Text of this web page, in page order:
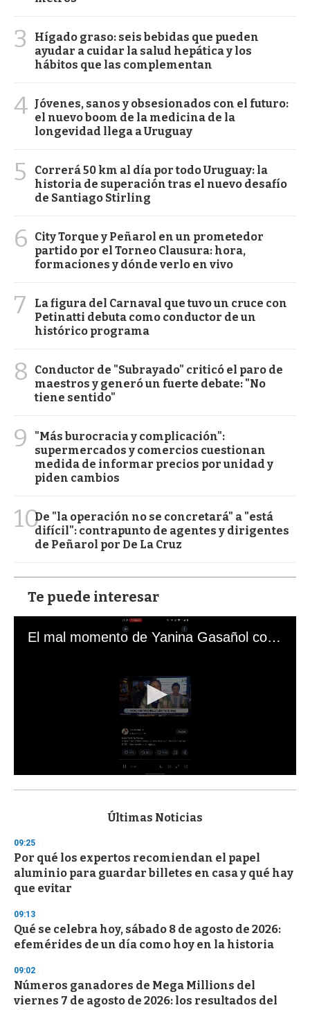
3
Hígado graso: seis bebidas que pueden
ayudar a cuidar la salud hepática y los
hábitos que las complementan
4 Jóvenes, sanos y obsesionados con el futuro:
el nuevo boom de la medicina de la
longevidad llega a Uruguay
5
Correrá 50 km al día por todo Uruguay: la
historia de superación tras el nuevo desafío
de Santiago Stirling
6
City Torque y Peñarol en un prometedor
partido por el Torneo Clausura: hora,
formaciones y dónde verlo en vivo
7
La figura del Carnaval que tuvo un cruce con
Petinatti debuta como conductor de un
histórico programa
8
Conductor de "Subrayado" criticó el paro de
maestros y generó un fuerte debate: "No
tiene sentido"
9
"Más burocracia y complicación":
supermercados y comercios cuestionan
medida de informar precios por unidad y
piden cambios
10De "la operación no se concretará" a "está
difícil": contrapunto de agentes y dirigentes
de Peñarol por De La Cruz
Te puede interesar
El mal momento de Yanina Gasañol con un hincha argentino en "Subrayado"
s
d
s
o
f
3
s
e
c
o
d
s
Últimas Noticias
09:25
Por qué los expertos recomiendan el papel
aluminio para guardar billetes en casa y qué hay
que evitar
09:13
Qué se celebra hoy, sábado 8 de agosto de 2026:
efemérides de un día como hoy en la historia
09:02
Números ganadores de Mega Millions del
viernes 7 de agosto de 2026: los resultados del